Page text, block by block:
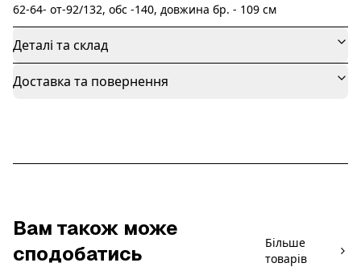
62-64- от-92/132, обс -140, довжина бр. - 109 см
Деталі та склад
Доставка та повернення
Вам також може
сподобатись
Більше
товарів